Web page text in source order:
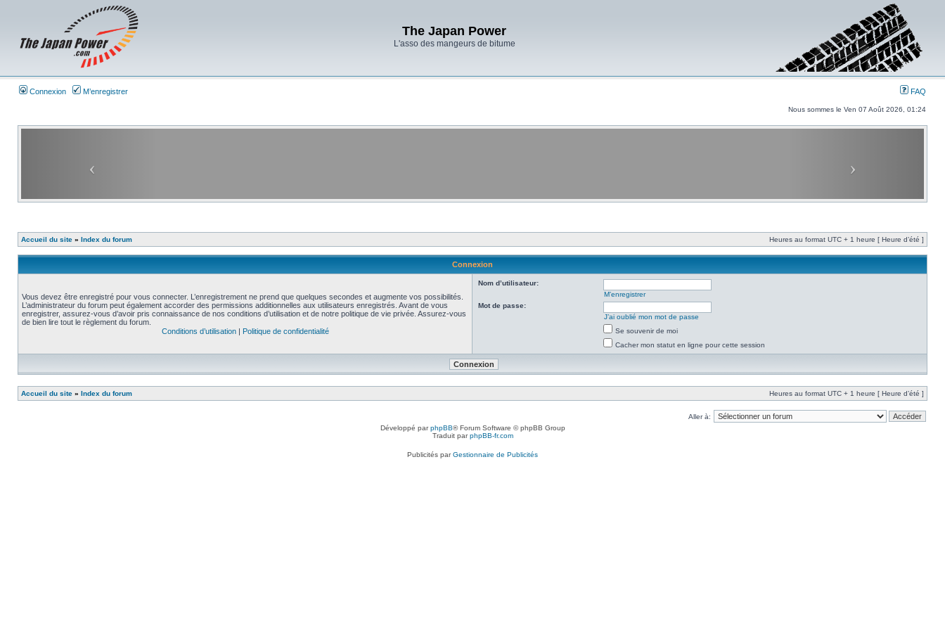
The Japan Power
L'asso des mangeurs de bitume
Connexion M’enregistrer FAQ
Nous sommes le Ven 07 Août 2026, 01:24
Accueil du site » Index du forum Heures au format UTC + 1 heure [ Heure d’été ]
Connexion
Vous devez être enregistré pour vous connecter. L’enregistrement ne prend que quelques secondes et augmente vos possibilités.
L’administrateur du forum peut également accorder des permissions additionnelles aux utilisateurs enregistrés. Avant de vous
enregistrer, assurez-vous d’avoir pris connaissance de nos conditions d’utilisation et de notre politique de vie privée. Assurez-vous
de bien lire tout le règlement du forum.
Conditions d’utilisation| Politique de confidentialité
Nom d’utilisateur:
M’enregistrer
Mot de passe:
J’ai oublié mon mot de passe
Se souvenir de moi
Cacher mon statut en ligne pour cette session
Accueil du site » Index du forum Heures au format UTC + 1 heure [ Heure d’été ]
Aller à:
Développé parphpBB® Forum Software © phpBB Group
Traduit parphpBB-fr.com
Publicités parGestionnaire de Publicités